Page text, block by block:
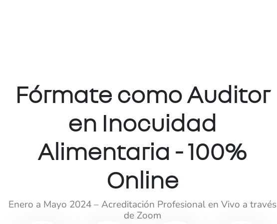
Fórmate como Auditor
en Inocuidad
Alimentaria - 100%
Online
Enero a Mayo 2024 – Acreditación Profesional en Vivo a través
de Zoom